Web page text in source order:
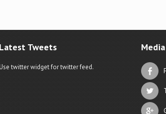
Latest Tweets
twitter widget for twitter feed.